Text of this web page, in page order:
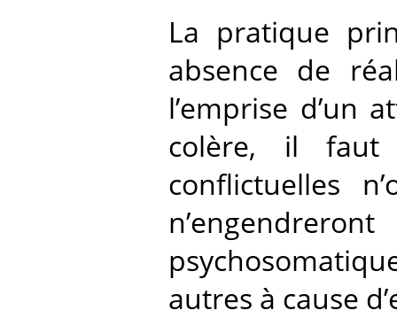
La pratique
absence de
l’emprise d’un
colère, il faut
conflictuelles
autres à cause